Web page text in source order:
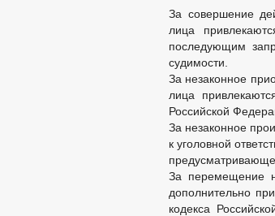
За совершение
лица
последующим
судимости.
За незаконное
лица
Российской
За незаконное
к уголовной
За перемещение
дополнительно
кодекса